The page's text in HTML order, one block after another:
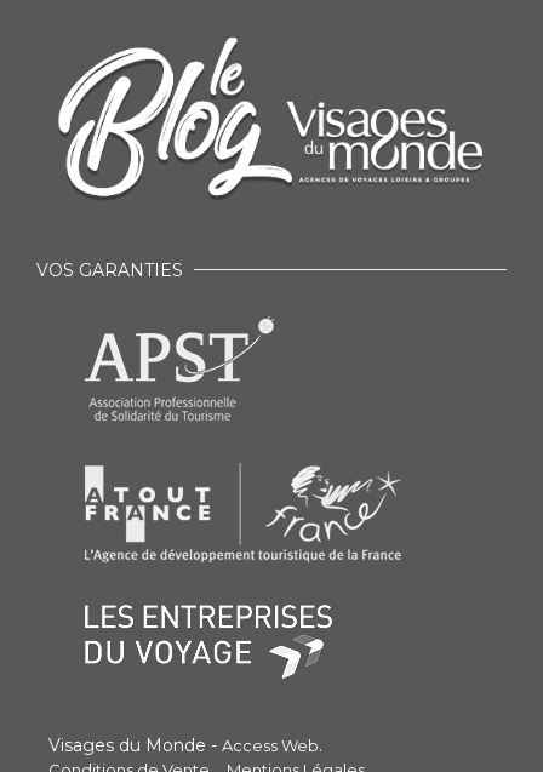
VOS GARANTIES
Visages du Monde - Access Web.